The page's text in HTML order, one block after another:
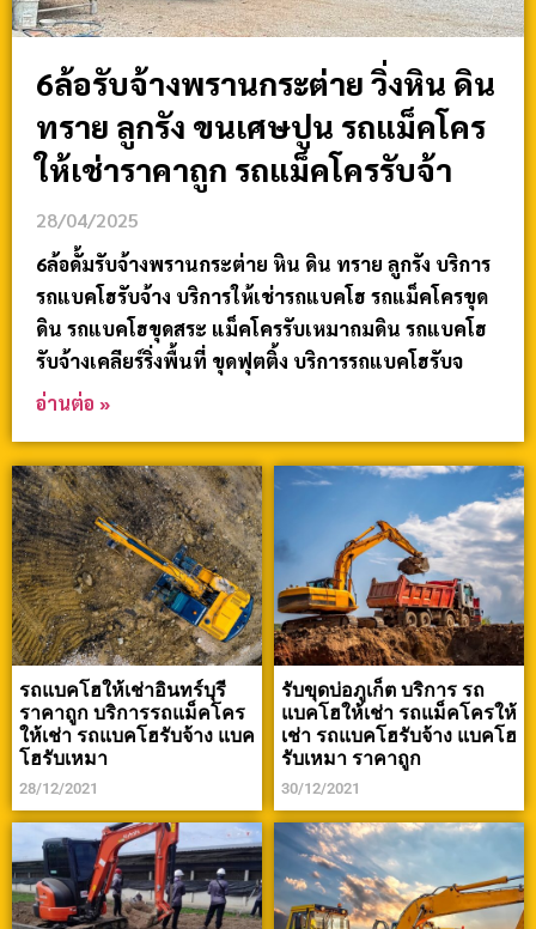
6ล้อรับจ้างพรานกระต่าย วิ่งหิน ดิน
ทราย ลูกรัง ขนเศษปูน รถแม็คโคร
ให้เช่าราคาถูก รถแม็คโครรับจ้า
28/04/2025
6ล้อดั้มรับจ้างพรานกระต่าย หิน ดิน ทราย ลูกรัง บริการ
รถแบคโฮรับจ้าง บริการให้เช่ารถแบคโฮ รถแม็คโครขุด
ดิน รถแบคโฮขุดสระ แม็คโครรับเหมาถมดิน รถแบคโฮ
รับจ้างเคลียร์ริ่งพื้นที่ ขุดฟุตติ้ง บริการรถแบคโฮรับจ
อ่านต่อ »
รถแบคโฮให้เช่าอินทร์บุรี
ราคาถูก บริการรถแม็คโคร
ให้เช่า รถแบคโฮรับจ้าง แบค
โฮรับเหมา
28/12/2021
รับขุดบ่อภูเก็ต บริการ รถ
แบคโฮให้เช่า รถแม็คโครให้
เช่า รถแบคโฮรับจ้าง แบคโฮ
รับเหมา ราคาถูก
30/12/2021